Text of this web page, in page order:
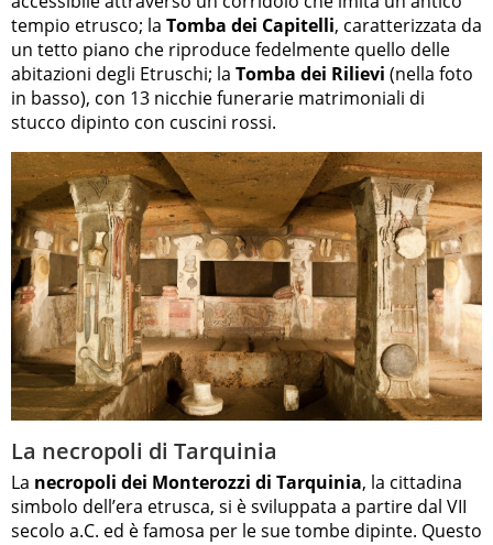
tempio etrusco; la Tomba dei Capitelli, caratterizzata da
un tetto piano che riproduce fedelmente quello delle
abitazioni degli Etruschi; la Tomba dei Rilievi (nella foto
in basso), con 13 nicchie funerarie matrimoniali di
stucco dipinto con cuscini rossi.
La necropoli di Tarquinia
La necropoli dei Monterozzi di Tarquinia, la cittadina
simbolo dell’era etrusca, si è sviluppata a partire dal VII
secolo a.C. ed è famosa per le sue tombe dipinte. Questo